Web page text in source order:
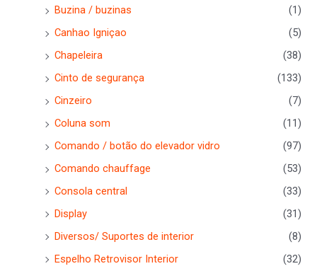
Buzina / buzinas
(1)
Canhao Igniçao
(5)
Chapeleira
(38)
Cinto de segurança
(133)
Cinzeiro
(7)
Coluna som
(11)
Comando / botão do elevador vidro
(97)
Comando chauffage
(53)
Consola central
(33)
Display
(31)
Diversos/ Suportes de interior
(8)
Espelho Retrovisor Interior
(32)